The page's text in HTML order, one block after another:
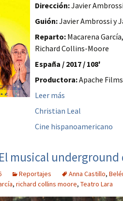
Dirección:Javier
Guión:Javier Ambrossi y
Reparto: Macarena
Richard Collins-Moore
España / 2017 / 108'
Productora:Apache
Leer más
Christian Leal
Cine hispanoamericano
musical
Reportajes Anna Castillo,
, richard collins moore, Teatro Lara